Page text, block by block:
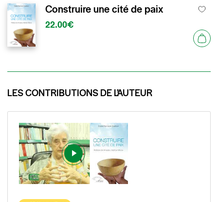
Construire une cité de paix
22.00€
LES CONTRIBUTIONS DE L’AUTEUR